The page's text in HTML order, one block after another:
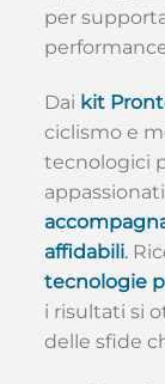
per
Dai kit
ciclismo e
tecnologici
affidabili.
tecnologie
i risultati si
delle sfide